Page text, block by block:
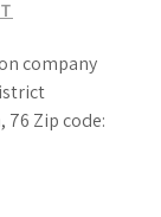
company
76 Zip code: